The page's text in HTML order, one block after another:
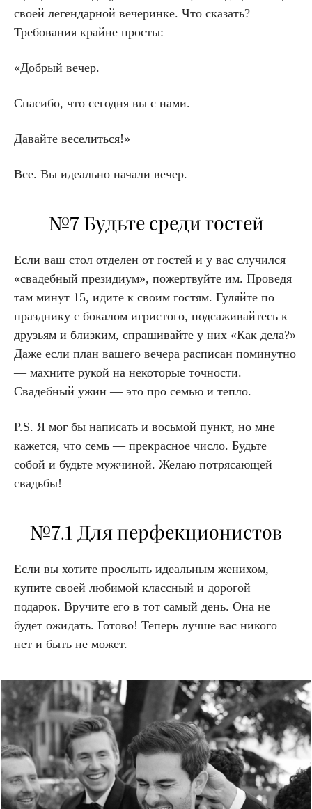
своей легендарной вечеринке. Что сказать?
Требования крайне просты:
«Добрый вечер.
Спасибо, что сегодня вы с нами.
Давайте веселиться!»
Все. Вы идеально начали вечер.
№7 Будьте среди гостей
Если ваш стол отделен от гостей и у вас случился
«свадебный президиум», пожертвуйте им. Проведя
там минут 15, идите к своим гостям. Гуляйте по
празднику с бокалом игристого, подсаживайтесь к
друзьям и близким, спрашивайте у них «Как дела?»
Даже если план вашего вечера расписан поминутно
— махните рукой на некоторые точности.
Свадебный ужин — это про семью и тепло.
P.S. Я мог бы написать и восьмой пункт, но мне
кажется, что семь — прекрасное число. Будьте
собой и будьте мужчиной. Желаю потрясающей
свадьбы!
№7.1 Для перфекционистов
Если вы хотите прослыть идеальным женихом,
купите своей любимой классный и дорогой
подарок. Вручите его в тот самый день. Она не
будет ожидать. Готово! Теперь лучше вас никого
нет и быть не может.